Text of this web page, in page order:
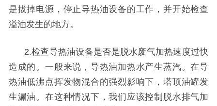
是拔掉电源，停止导热油设备的工作，并开始检查
溢油发生的地方。
2.检查导热油设备是否是脱水废气加热速度过快
造成的。一般来说，导热油加热水产生蒸汽。在导
热油低沸点挥发物混合的强烈影响下，塔顶油罐发
生漏油。在这种情况下，我们应该控制脱水排气加